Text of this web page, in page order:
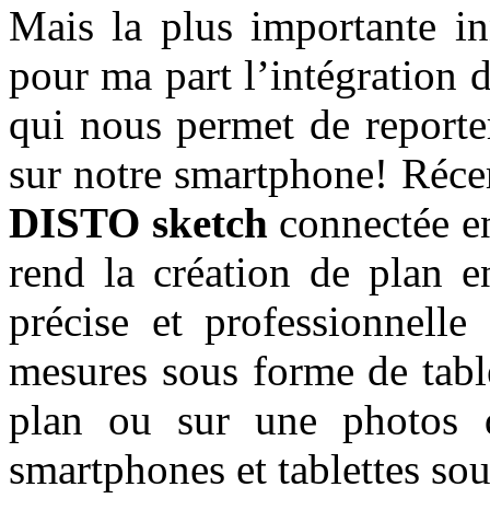
Mais la plus importante
pour ma part l’intégration
qui nous permet de
sur notre smartphone!
DISTO sketch connectée
rend la création de plan
précise et
mesures sous forme de
plan ou sur une photos
smartphones et tablettes